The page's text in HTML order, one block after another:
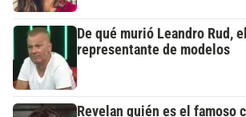
De qué murió Leandro Rud,
representante de modelos
Revelan quién es el famoso